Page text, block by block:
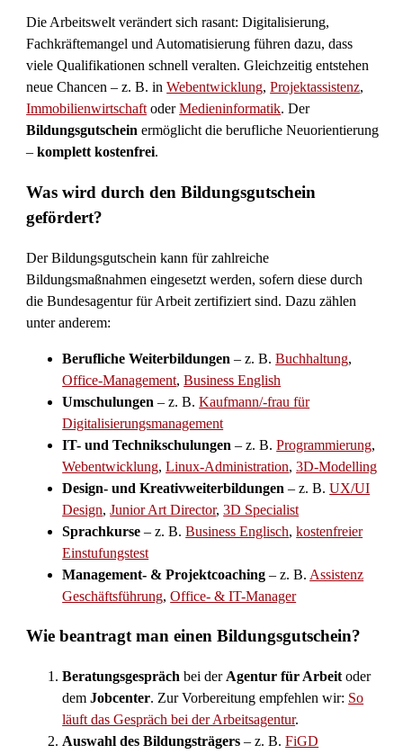
Die Arbeitswelt verändert sich rasant: Digitalisierung,
Fachkräftemangel und Automatisierung führen dazu, dass
viele Qualifikationen schnell veralten. Gleichzeitig entstehen
neue Chancen – z. B. inWebentwicklung,Projektassistenz,
Immobilienwirtschaft oderMedieninformatik. Der
Bildungsgutschein ermöglicht die berufliche Neuorientierung
–komplett kostenfrei.
Was wird durch den Bildungsgutschein
gefördert?
Der Bildungsgutschein kann für zahlreiche
Bildungsmaßnahmen eingesetzt werden, sofern diese durch
die Bundesagentur für Arbeit zertifiziert sind. Dazu zählen
unter anderem:
Berufliche Weiterbildungen – z. B.Buchhaltung,
Office-Management,Business English
Umschulungen – z. B.Kaufmann/-frau für
Digitalisierungsmanagement
IT- und Technikschulungen – z. B.Programmierung,
Webentwicklung,Linux-Administration,3D-Modelling
Design- und Kreativweiterbildungen – z. B.UX/UI
Design,Junior Art Director,3D Specialist
Sprachkurse – z. B.Business Englisch,kostenfreier
Einstufungstest
Management- & Projektcoaching – z. B. Assistenz
Geschäftsführung,Office- & IT-Manager
Wie beantragt man einen Bildungsgutschein?
Beratungsgespräch bei der Agentur für Arbeit oder
demJobcenter. Zur Vorbereitung empfehlen wir: So
läuft das Gespräch bei der Arbeitsagentur.
Auswahl des Bildungsträgers – z. B.FiGD